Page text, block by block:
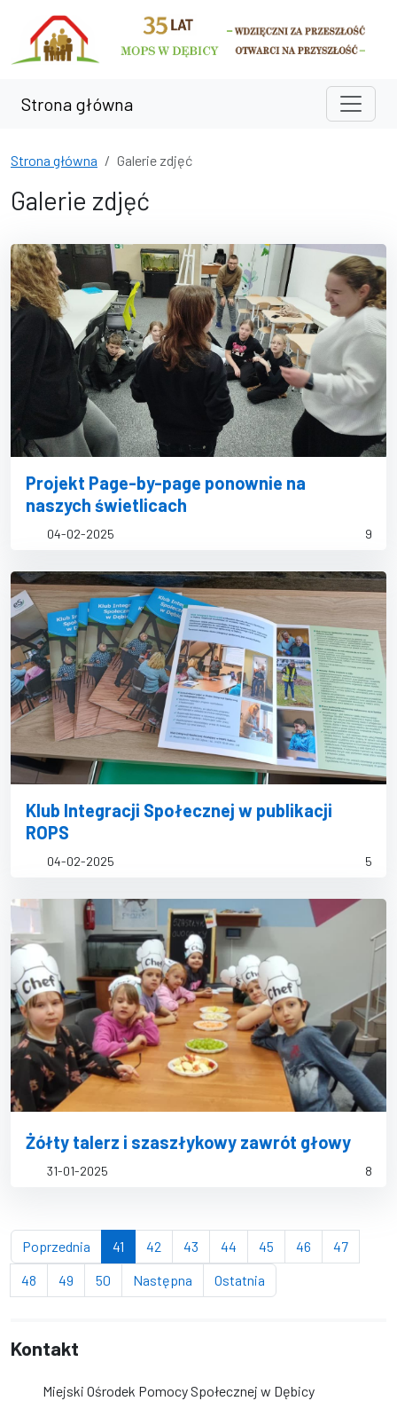
Przejdź do treści
Przejdź do wyszukiwarki
Strona główna
Strona główna Galerie zdjęć
Galerie zdjęć
Projekt Page-by-page ponownie na
naszych świetlicach
04-02-2025 9
Klub Integracji Społecznej w publikacji
ROPS
04-02-2025 5
Żółty talerz i szaszłykowy zawrót głowy
31-01-2025 8
Poprzednia strona
41 (bieżąca strona)
42 strona
43 strona
44 strona
45 strona
46 strona
47strona
48 strona
49 strona
50 stronaNastępna stronaOstatnia
Kontakt
Miejski Ośrodek Pomocy Społecznej w Dębicy